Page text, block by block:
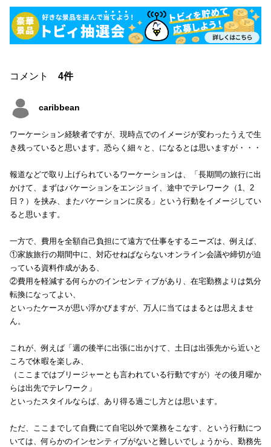
コメント 4件
caribbean
ワーケーション経験者ですが、現時点でのイメージが変わったうえで生
き残っていると思います。恐らく細々と、になるとは思いますが・・・
報道などで取り上げられているワーケーションは、「長期間の旅行に出
かけて、まずはバケーションをエンジョイ、途中でテレワーク（1、2
日？）を挟み、またバケーションに戻る」という行動をイメージしてい
ると思います。
一方で、費用を全額自己負担にて遠方で仕事をするニーズは、例えば、
①家族旅行の期間中に、対応せねばならないオンライン会議や締切が迫
っている資料作成がある、
②費用を軽減する何らかのインセンティブがあり、在宅勤務よりは気分
転換になってよい、
といったケースが思い浮かびますが、万人に当てはまるとは思えませ
ん。
これが、例えば「週の後半に出張に出かけて、土日は出張先から近いと
ころで休暇を楽しみ、
（ここまではブリージャーとも言われている行動ですが）その後月曜か
らは出先でテレワーク」
といったスタイルならば、あり得る過ごし方とは思います。
ただ、ここまでして自費にて自宅以外で業務をこなす、という行動につ
いては、何らかのインセンティブがないと難しいでしょうから、勤務先